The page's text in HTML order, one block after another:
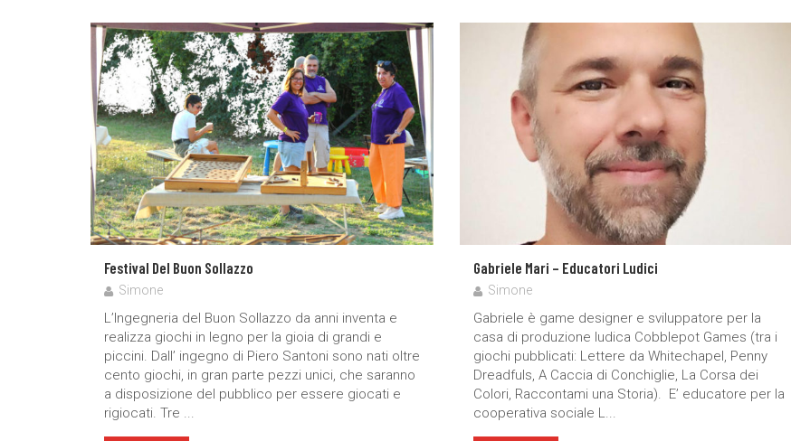
Festival Del Buon Sollazzo
Simone
L’Ingegneria del Buon Sollazzo da anni inventa e
realizza giochi in legno per la gioia di grandi e
piccini. Dall’ ingegno di Piero Santoni sono nati oltre
cento giochi, in gran parte pezzi unici, che saranno
a disposizione del pubblico per essere giocati e
rigiocati. Tre ...
Gabriele Mari – Educatori Ludici
Simone
Gabriele è game designer e sviluppatore per la
casa di produzione ludica Cobblepot Games (tra i
giochi pubblicati: Lettere da Whitechapel, Penny
Dreadfuls, A Caccia di Conchiglie, La Corsa dei
Colori, Raccontami una Storia). E’ educatore per la
cooperativa sociale L...